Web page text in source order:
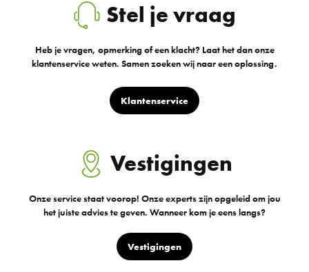
Stel je vraag
Heb je vragen, opmerking of een klacht? Laat het dan onze
klantenservice weten. Samen zoeken wij naar een oplossing.
Klantenservice
Vestigingen
Onze service staat voorop! Onze experts zijn opgeleid om jou
het juiste advies te geven. Wanneer kom je eens langs?
Vestigingen